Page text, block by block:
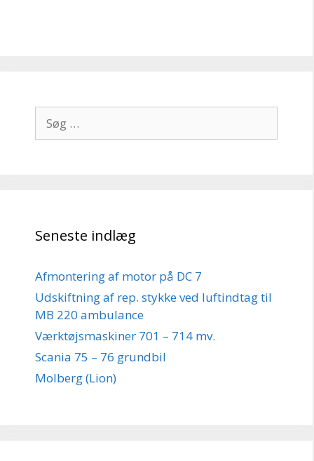
efter:
Seneste indlæg
Afmontering af motor på DC 7
Udskiftning af rep. stykke ved luftindtag til
MB 220 ambulance
Værktøjsmaskiner 701 – 714 mv.
Scania 75 – 76 grundbil
Molberg (Lion)